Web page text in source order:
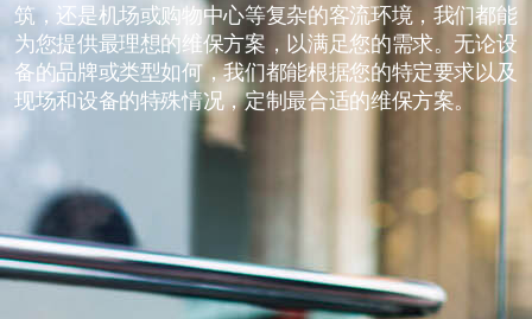
筑，还是机场或购物中心等复杂的客流环境，我们都能
为您提供最理想的维保方案，以满足您的需求。无论设
备的品牌或类型如何，我们都能根据您的特定要求以及
现场和设备的特殊情况，定制最合适的维保方案。